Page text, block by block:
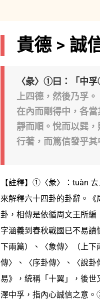
貴德 > 誠
〈彖〉①曰：「中
上四德，然後乃孚。
在內而剛得中，各
靜而順。悅而以巽
行著，而篤信發乎其
【註釋】①〈彖〉：tuàn
來解釋六十四卦的卦辭。
卦，相傳是依循周文王所
字涵義到春秋戰國已不易
下兩篇）、〈象傳〉（上
傳〉、〈序卦傳〉、〈說卦
易》，統稱「十翼」，後
澤中孚，指內心誠信之意